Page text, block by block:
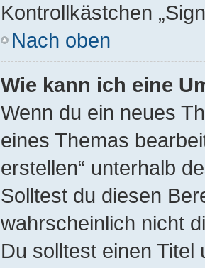
Kontrollkästchen
Nach oben
Wie kann ich eine
Wenn du ein neues
eines Themas
erstellen“ unterhalb
Solltest du diesen
wahrscheinlich nicht
Du solltest einen